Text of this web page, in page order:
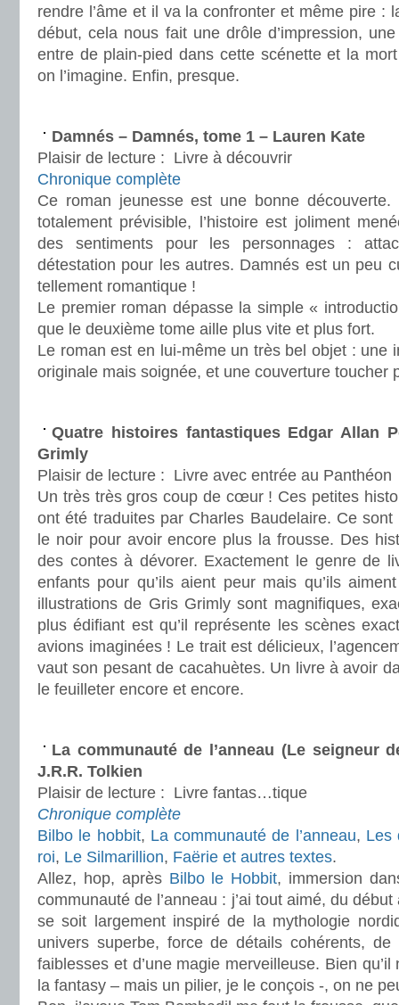
rendre l’âme et il va la confronter et même pire :
début, cela nous fait une drôle d’impression,
entre de plain-pied dans cette scénette et la
on l’imagine. Enfin, presque.
Damnés – Damnés, tome 1 – Lauren Kate
Plaisir de lecture : Livre à découvrir
Chronique complète
Ce roman jeunesse est une bonne
totalement prévisible, l’histoire est joliment
des sentiments pour les personnages :
détestation pour les autres. Damnés est un peu
tellement romantique !
Le premier roman dépasse la simple «
que le deuxième tome aille plus vite et plus fort.
Le roman est en lui-même un très bel objet : une
originale mais soignée, et une couverture toucher
Quatre histoires fantastiques Edgar Allan
Grimly
Plaisir de lecture : Livre avec entrée au Panthéon
Un très très gros coup de cœur ! Ces petites
ont été traduites par Charles Baudelaire. Ce
le noir pour avoir encore plus la frousse. Des
des contes à dévorer. Exactement le genre de
enfants pour qu’ils aient peur mais qu’ils
illustrations de Gris Grimly sont magnifiques,
plus édifiant est qu’il représente les scènes
avions imaginées ! Le trait est délicieux,
vaut son pesant de cacahuètes. Un livre à avoir
le feuilleter encore et encore.
La communauté de l’anneau (Le seigneur
J.R.R. Tolkien
Plaisir de lecture : Livre fantas…tique
Chronique complète
Bilbo le hobbit, La communauté de l’anneau, Les
roi, Le Silmarillion, Faërie et autres textes.
Allez, hop, après Bilbo le Hobbit, immersion
communauté de l’anneau : j’ai tout aimé, du
se soit largement inspiré de la mythologie
univers superbe, force de détails cohérents, de
faiblesses et d’une magie merveilleuse. Bien
la fantasy – mais un pilier, je le conçois -, on ne